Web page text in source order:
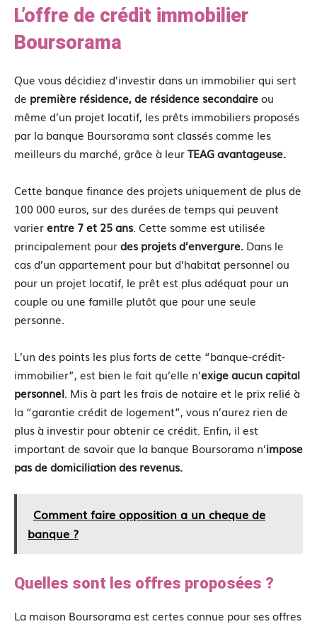
L’offre de crédit immobilier
Boursorama
Que vous décidiez d’investir dans un immobilier qui sert
de première résidence, de résidence secondaireou
même d’un projet locatif, les prêts immobiliers proposés
par la banque Boursorama sont classés comme les
meilleurs du marché, grâce à leurTEAG avantageuse.
Cette banque finance des projets uniquement de plus de
100 000 euros, sur des durées de temps qui peuvent
varierentre 7 et 25 ans. Cette somme est utilisée
principalement pourdes projets d’envergure. Dans le
cas d’un appartement pour but d’habitat personnel ou
pour un projet locatif, le prêt est plus adéquat pour un
couple ou une famille plutôt que pour une seule
personne.
L’un des points les plus forts de cette “banque-crédit-
immobilier”, est bien le fait qu’elle n’exige aucun capital
personnel. Mis à part les frais de notaire et le prix relié à
la “garantie crédit de logement”, vous n’aurez rien de
plus à investir pour obtenir ce crédit. Enfin, il est
important de savoir que la banque Boursorama n’impose
pas de domiciliation des revenus.
Comment faire opposition a un cheque de
banque ?
Quelles sont les offres proposées ?
La maison Boursorama est certes connue pour ses offres